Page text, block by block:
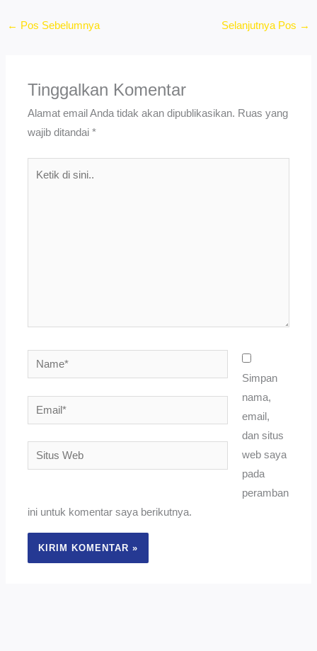
← Pos Sebelumnya Selanjutnya Pos →
Tinggalkan Komentar
Alamat email Anda tidak akan dipublikasikan. Ruas yang
wajib ditandai*
Name*
Email*
Situs
Web
Simpan
nama,
email,
dan situs
web saya
pada
peramban
ini untuk komentar saya berikutnya.